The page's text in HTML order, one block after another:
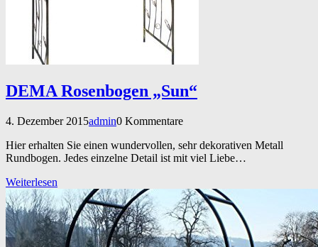
DEMA Rosenbogen „Sun“
4. Dezember 2015admin0 Kommentare
Hier erhalten Sie einen wundervollen, sehr dekorativen Metall
Rundbogen. Jedes einzelne Detail ist mit viel Liebe…
Weiterlesen